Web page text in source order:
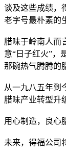
谈及这些成绩，
老字号最朴素的
腊味于岭南人而
意“日子红火”，
那碗热气腾腾的
从一九八五年到
腊味产业转型升
用心制造，良心
未来，得福公司